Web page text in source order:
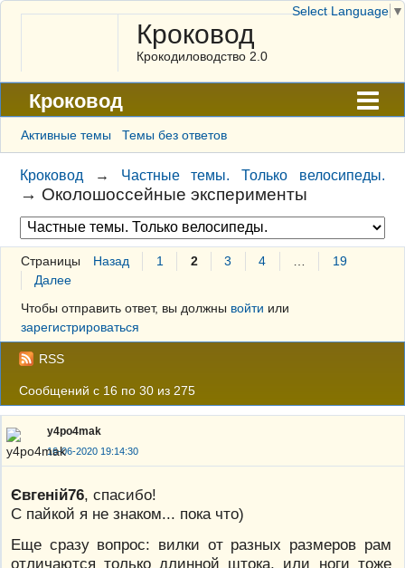
Кроковод
Крокодиловодство 2.0
Кроковод
Форум
Архив
ГАЛЕРЕЯ
Правила
Поиск
Регистрация
Вход
Активные темы Темы без ответов
Кроковод → Частные темы. Только велосипеды.
→ Околошоссейные эксперименты
Страницы Назад 1 2 3 4
19
Далее
Чтобы отправить ответ, вы должны войти или
зарегистрироваться
RSS
Сообщений с 16 по 30 из 275
y4po4mak
16-06-2020 19:14:30
Євгеній76, спасибо!
С пайкой я не знаком... пока что)
Еще сразу вопрос: вилки от разных размеров рам
отличаются только длинной штока, или ноги тоже
Select Language ▼